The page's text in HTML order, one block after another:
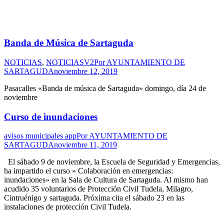
Banda de Música de Sartaguda
NOTICIAS, NOTICIASV2PorAYUNTAMIENTO DE
SARTAGUDAnoviembre 12, 2019
Pasacalles «Banda de música de Sartaguda» domingo, día 24 de
noviembre
Curso de inundaciones
avisos municipales appPorAYUNTAMIENTO DE
SARTAGUDAnoviembre 11, 2019
El sábado 9 de noviembre, la Escuela de Seguridad y Emergencias,
ha impartido el curso » Colaboración en emergencias:
inundaciones» en la Sala de Cultura de Sartaguda. Al mismo han
acudido 35 voluntarios de Protección Civil Tudela, Milagro,
Cintruénigo y sartaguda. Próxima cita el sábado 23 en las
instalaciones de protección Civil Tudela.